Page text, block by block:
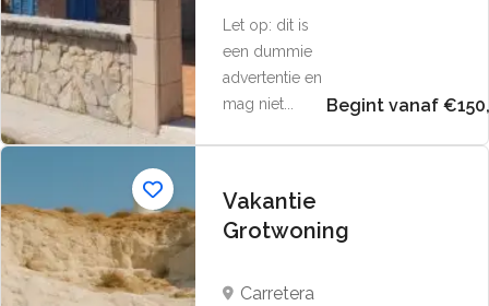
Let op: dit is
een dummie
advertentie en
mag niet...
Begint vanaf
Vakantie
Grotwoning
Carretera